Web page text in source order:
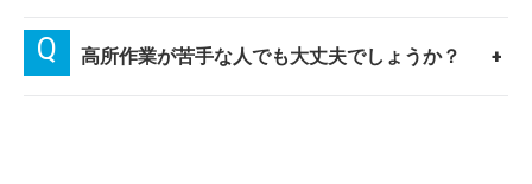
高所作業が苦手な人でも大丈夫でしょうか？